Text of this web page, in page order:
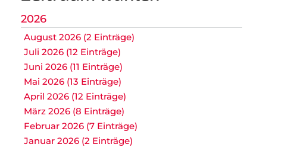
2026
August 2026 (2 Einträge)
Juli 2026 (12 Einträge)
Juni 2026 (11 Einträge)
Mai 2026 (13 Einträge)
April 2026 (12 Einträge)
März 2026 (8 Einträge)
Februar 2026 (7 Einträge)
Januar 2026 (2 Einträge)
F1 Jugend
F2 Jugend
G Jugend
Bambini